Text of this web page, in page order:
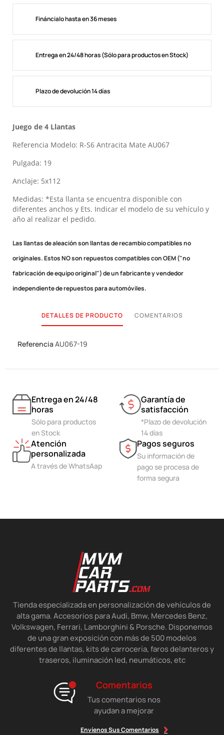
Fináncialo hasta en 36 meses
Entrega en 24/48 horas (Sólo para productos en Stock)
Plazo de devolución 14 días
Juego de 4 Llantas
Referencia Modelo: R-S6 Antracita Mate AU067
Pulgada: 19
Anclaje: 5x112
Medidas: *Esta llanta se encuentra disponible con
diferentes anchos y Ets. Indicar el modelo de su vehículo y
año al realizar el pedido.
Las llantas de aleación son llantas de recambio compatibles no
originales.Estos NO son repuestos compatibles con OEM ("no
fabricación de equipo original") de un fabricante y vendedor
independiente de repuestos para automóviles.
DETALLES DE PRODUCTO COMENTARIOS
ReferenciaAU067-19
Entrega en 24/48
horas
Sólo para productos
en Stock
Garantía de
satisfacción
*Plazo de devolución
14 días
Atención
personalizada
A través de WhatsAap
Pagos seguros
Su información de
pago se procesa de
forma segura
Tienda especializada en personalización de vehículos de
alta gama. Accesorios para Audi, Bmw, Mercedes Benz,
Volkswagen, Ferrari, Lamborghini & Porsche. Disponemos
de una gran exposición con más de 500 modelos
diferentes de llantas, kits de carrocería, faros delanteros y
traseros, iluminación led, neumáticos, etc
Comentarios
Tus comentarios nos
ayudan a mejorar
Envíenos Sus Comentarios